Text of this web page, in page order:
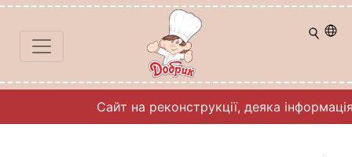
Сайт на реконструкції, деяка